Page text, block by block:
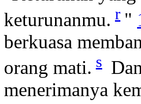
keturunanmu. r "
berkuasa
orang mati. s
menerimanya